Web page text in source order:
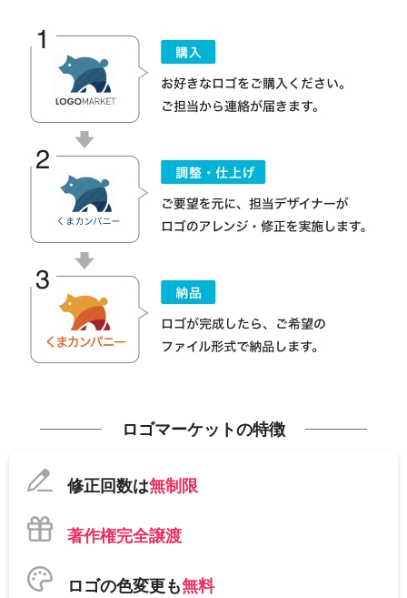
ロゴマーケットの特徴
修正回数は無制限
著作権完全譲渡
ロゴの色変更も無料